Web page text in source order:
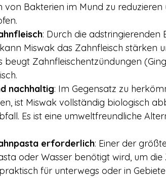
von Bakterien im Mund zu
: Durch die adstringierenden
Miswak das Zahnfleisch stärken
beugt Zahnfleischentzündungen
nachhaltig: Im Gegensatz zu
ist Miswak vollständig biologisch
Es ist eine umweltfreundliche
erforderlich: Einer der
oder Wasser benötigt wird, um die
für unterwegs oder in